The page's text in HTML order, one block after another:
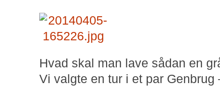
Hvad skal man lave sådan en
Vi valgte en tur i et par